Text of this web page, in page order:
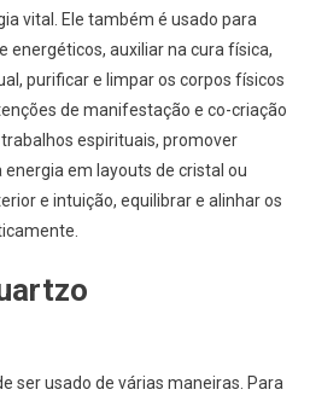
vital. Ele também é usado para
energéticos, auxiliar na cura física,
purificar e limpar os corpos físicos
de manifestação e co-criação
espirituais, promover
em layouts de cristal ou
e intuição, equilibrar e alinhar os
ser usado de várias maneiras. Para